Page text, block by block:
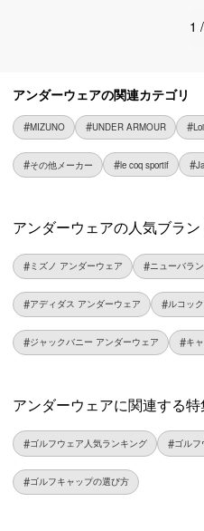
1
アンダーウェアの関連カテゴリ
MIZUNO UNDER ARMOUR
その他メーカー le coq sportif
アンダーウェアの人気ブラン
ミズノ アンダーウェア ニューバラ
アディダス アンダーウェア ルコッ
ジャックバニー アンダーウェア キ
アンダーウェアに関連する
ゴルフウェア人気ランキング ゴル
ゴルフキャップの選び方